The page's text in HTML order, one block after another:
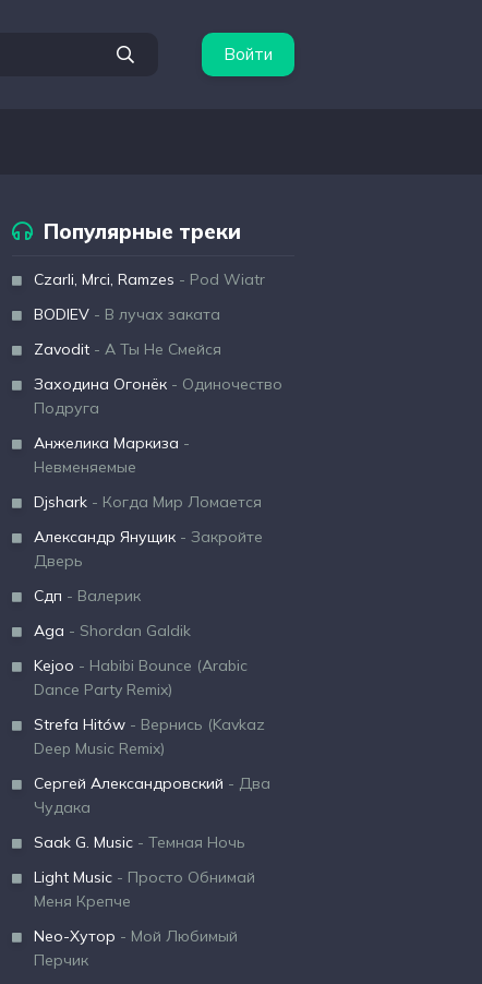
Войти
Популярные треки
Czarli, Mrci, Ramzes - Pod Wiatr
BODIEV - В лучах заката
Zavodit - А Ты Не Смейся
Заходина Огонёк - Одиночество
Подруга
Анжелика Маркиза -
Невменяемые
Djshark - Когда Мир Ломается
Александр Янущик - Закройте
Дверь
Сдп - Валерик
Aga - Shordan Galdik
Kejoo - Habibi Bounce (Arabic
Dance Party Remix)
Strefa Hitów - Вернись (Kavkaz
Deep Music Remix)
Сергей Александровский - Два
Чудака
Saak G. Music - Темная Ночь
Light Music - Просто Обнимай
Меня Крепче
Neo-Хутор - Мой Любимый
Перчик